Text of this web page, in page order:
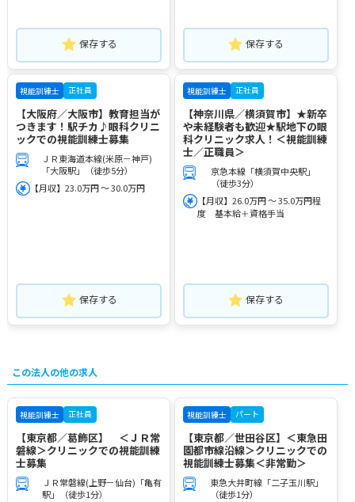
保存する 保存する
視能訓練士 正社員
【大阪府／大阪市】教育担当が
つきます！駅チカ♪眼科クリニ
ックでの視能訓練士募集
ＪＲ東海道本線(米原－神戸)
「大阪駅」（徒歩5分）
【月収】23.0万円 ～ 30.0万円
保存する
視能訓練士 正社員
【神奈川県／横須賀市】★新卒
や未経験者も歓迎★駅地下の眼
科クリニック求人！＜視能訓練
士／正職員＞
京急本線「横須賀中央駅」
（徒歩3分）
【月収】26.0万円 ～ 35.0万円程
度 基本給＋資格手当
保存する
この法人の他の求人
視能訓練士 正社員
【東京都／葛飾区】 ＜ＪＲ常
磐線＞クリニックでの視能訓練
士募集
ＪＲ常磐線(上野－仙台)「亀有
駅」（徒歩1分）
視能訓練士 パート
【東京都／世田谷区】＜東急田
園都市線沿線＞クリニックでの
視能訓練士募集＜非常勤＞
東急大井町線「二子玉川駅」
（徒歩1分）